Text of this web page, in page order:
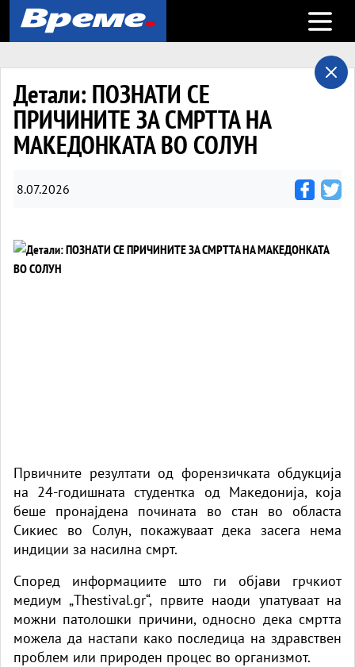
Open
Детали: ПОЗНАТИ СЕ
ПРИЧИНИТЕ ЗА СМРТТА НА
МАКЕДОНКАТА ВО СОЛУН
8.07.2026
Првичните резултати од форензичката обдукција
на 24-годишната студентка од Македонија, која
беше пронајдена почината во стан во областа
Сикиес во Солун, покажуваат дека засега нема
индиции за насилна смрт.
Според информациите што ги објави грчкиот
медиум „Thestival.gr“, првите наоди упатуваат на
можни патолошки причини, односно дека смртта
можела да настапи како последица на здравствен
проблем или природен процес во организмот.